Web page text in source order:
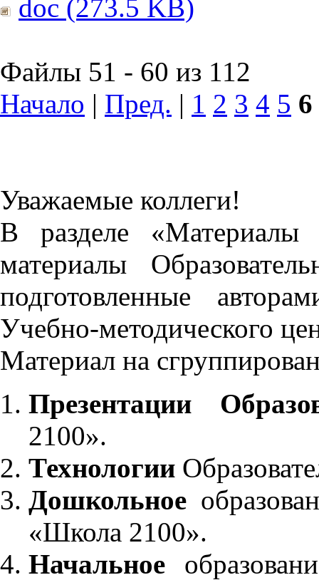
doc (273.5 KB)
Файлы 51 - 60 из 112
Начало | Пред. | 1 2 3 4 5 6
Уважаемые коллеги!
В разделе «Материалы
материалы
подготовленные
Учебно-методического
Материал на
Презентации
2100».
Технологии
Дошкольное
«Школа 2100».
Начальное